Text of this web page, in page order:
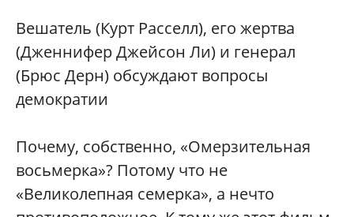
Вешатель (Курт Расселл), его жертва
(Дженнифер Джейсон Ли) и генерал
(Брюс Дерн) обсуждают вопросы
демократии
Почему, собственно, «Омерзительная
восьмерка»? Потому что не
«Великолепная семерка», а нечто